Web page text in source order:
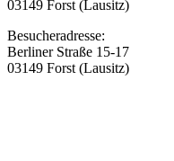
03149 Forst (Lausitz)
Besucheradresse:
Berliner Straße 15-17
03149 Forst (Lausitz)